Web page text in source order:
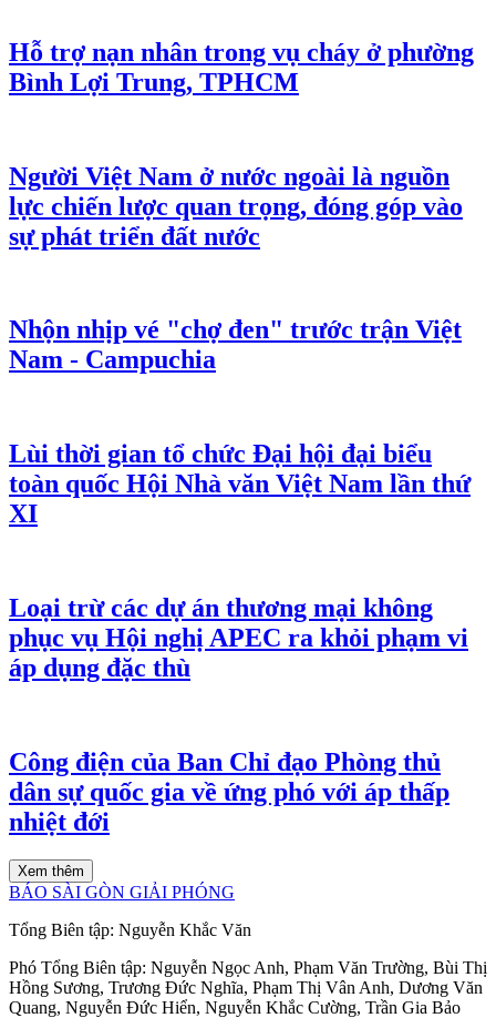
Hỗ trợ nạn nhân trong vụ cháy ở phường
Bình Lợi Trung, TPHCM
Người Việt Nam ở nước ngoài là nguồn
lực chiến lược quan trọng, đóng góp vào
sự phát triển đất nước
Nhộn nhịp vé "chợ đen" trước trận Việt
Nam - Campuchia
Lùi thời gian tổ chức Đại hội đại biểu
toàn quốc Hội Nhà văn Việt Nam lần thứ
XI
Loại trừ các dự án thương mại không
phục vụ Hội nghị APEC ra khỏi phạm vi
áp dụng đặc thù
Công điện của Ban Chỉ đạo Phòng thủ
dân sự quốc gia về ứng phó với áp thấp
nhiệt đới
Xem thêm
BÁO SÀI GÒN GIẢI PHÓNG
Tổng Biên tập: Nguyễn Khắc Văn
Phó Tổng Biên tập: Nguyễn Ngọc Anh, Phạm Văn Trường, Bùi Thị
Hồng Sương, Trương Đức Nghĩa, Phạm Thị Vân Anh, Dương Văn
Quang, Nguyễn Đức Hiển, Nguyễn Khắc Cường, Trần Gia Bảo